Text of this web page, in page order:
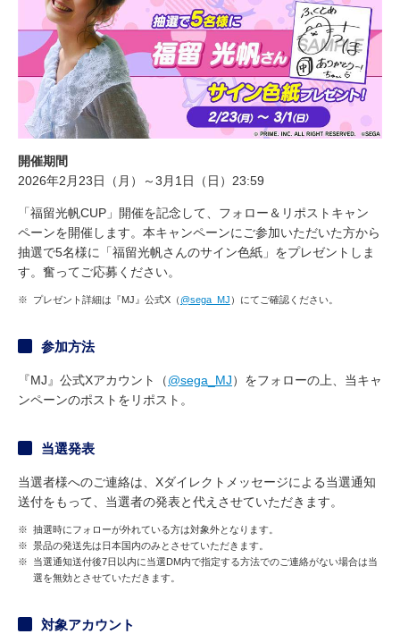
開催期間
2026年2月23日（月）～3月1日（日）23:59
「福留光帆CUP」開催を記念して、フォロー＆リポストキャン
ペーンを開催します。本キャンペーンにご参加いただいた方から
抽選で5名様に「福留光帆さんのサイン色紙」をプレゼントしま
す。奮ってご応募ください。
※ プレゼント詳細は『MJ』公式X（@sega_MJ ）にてご確認ください。
参加方法
『MJ』公式Xアカウント（@sega_MJ）をフォローの上、当キャ
ンペーンのポストをリポスト。
当選発表
当選者様へのご連絡は、Xダイレクトメッセージによる当選通知
送付をもって、当選者の発表と代えさせていただきます。
※ 抽選時にフォローが外れている方は対象外となります。
※ 景品の発送先は日本国内のみとさせていただきます。
※
当選通知送付後7日以内に当選DM内で指定する方法でのご連絡がない場合は当
選を無効とさせていただきます。
対象アカウント